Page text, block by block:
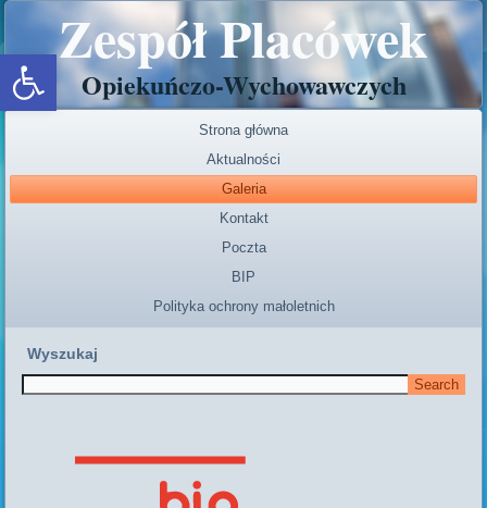
Open toolbarZespół Placówek
Opiekuńczo-Wychowawczych
Strona główna
Aktualności
Galeria
Kontakt
Poczta
BIP
Polityka ochrony małoletnich
Wyszukaj